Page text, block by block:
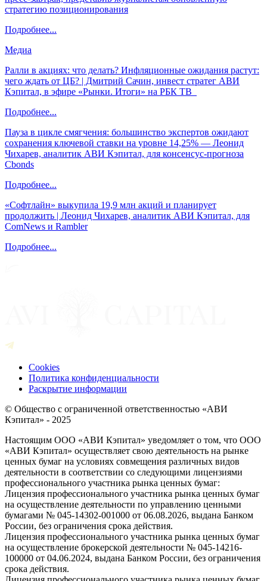
стратегию позиционирования
Подробнее...
Медиа
Ралли в акциях: что делать? Инфляционные ожидания растут:
чего ждать от ЦБ? | Дмитрий Сачин, инвест стратег АВИ
Кэпитал, в эфире «Рынки. Итоги» на РБК ТВ
Подробнее...
Пауза в цикле смягчения: большинство экспертов ожидают
сохранения ключевой ставки на уровне 14,25% — Леонид
Чихарев, аналитик АВИ Кэпитал, для консенсус-прогноза
Cbonds
Подробнее...
«Софтлайн» выкупила 19,9 млн акций и планирует
продолжить | Леонид Чихарев, аналитик АВИ Кэпитал, для
ComNews и Rambler
Подробнее...
Cookies
Политика конфиденциальности
Раскрытие информации
© Общество с ограниченной ответственностью «АВИ
Кэпитал» - 2025
Настоящим ООО «АВИ Кэпитал» уведомляет о том, что ООО
«АВИ Кэпитал» осуществляет свою деятельность на рынке
ценных бумаг на условиях совмещения различных видов
деятельности в соответствии со следующими лицензиями
профессионального участника рынка ценных бумаг:
Лицензия профессионального участника рынка ценных бумаг
на осуществление деятельности по управлению ценными
бумагами № 045-14302-001000 от 06.08.2026, выдана Банком
России, без ограничения срока действия.
Лицензия профессионального участника рынка ценных бумаг
на осуществление брокерской деятельности № 045-14216-
100000 от 04.06.2024, выдана Банком России, без ограничения
срока действия.